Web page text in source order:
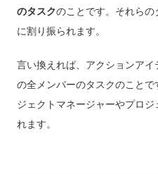
のタスクのことです。それら
に割り振られます。
言い換えれば、アクションア
の全メンバーのタスクのこと
ジェクトマネージャーやプロ
れます。